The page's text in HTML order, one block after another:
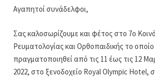
Αγαπητοί συνάδελφοι,
Σας καλοσωρίζουμε και φέτος στο 7ο
Ρευματολογίας και Ορθοπαιδικής το
πραγματοποιηθεί από τις 11 έως τις 12
2022, στο ξενοδοχείο Royal Olympic Hotel,